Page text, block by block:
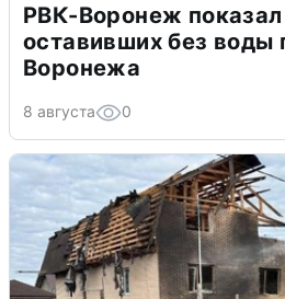
РВК-Воронеж показал
оставивших без воды
Воронежа
8 августа 0